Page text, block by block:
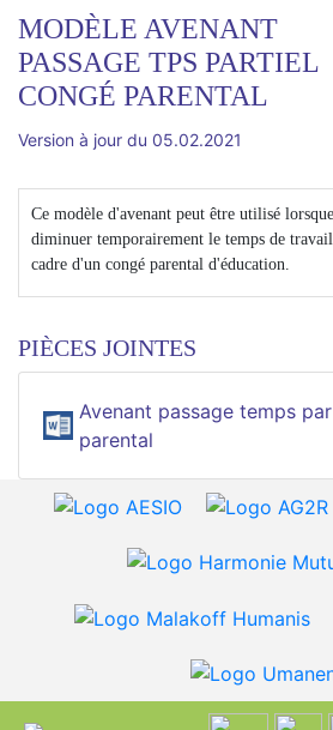
MODÈLE AVENANT
PASSAGE TPS PARTIEL
CONGÉ PARENTAL
Version à jour du 05.02.2021
Ce modèle d'avenant peut être utilisé
diminuer temporairement le temps de
cadre d'un congé parental d'éducation.
PIÈCES JOINTES
Avenant passage temps
parental